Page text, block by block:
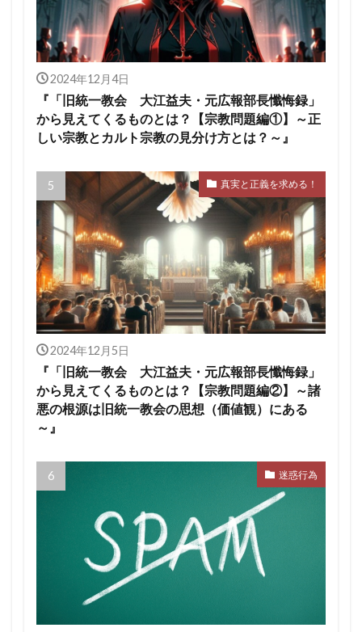
2024年12月4日
『「旧統一教会 大江益夫・元広報部長懺悔録」
から見えてくるものとは？【宗教問題編①】～正
しい宗教とカルト宗教の見分け方とは？～』
真実と正義を求める！
2024年12月5日
『「旧統一教会 大江益夫・元広報部長懺悔録」
から見えてくるものとは？【宗教問題編②】～諸
悪の根源は旧統一教会の思想（価値観）にある
～』
迷惑行為